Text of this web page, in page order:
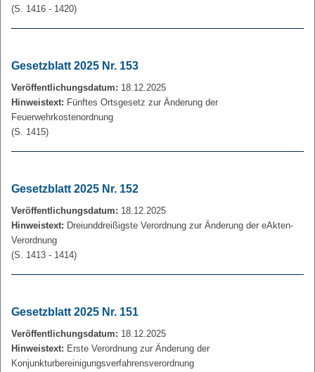
(S. 1416 - 1420)
Gesetzblatt 2025 Nr. 153
Veröffentlichungsdatum: 18.12.2025
Hinweistext: Fünftes Ortsgesetz zur Änderung der
Feuerwehrkostenordnung
(S. 1415)
Gesetzblatt 2025 Nr. 152
Veröffentlichungsdatum: 18.12.2025
Hinweistext: Dreiunddreißigste Verordnung zur Änderung der eAkten-
Verordnung
(S. 1413 - 1414)
Gesetzblatt 2025 Nr. 151
Veröffentlichungsdatum: 18.12.2025
Hinweistext: Erste Verordnung zur Änderung der
Konjunkturbereinigungsverfahrensverordnung